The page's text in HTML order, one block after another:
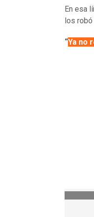
En esa
los
“Ya no